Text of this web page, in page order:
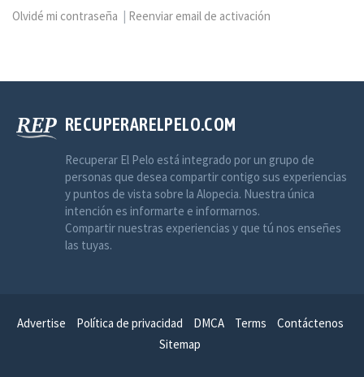
Olvidé mi contraseña Reenviar email de activación
RECUPERARELPELO.COM
Recuperar El Pelo está integrado por un grupo de
personas que desea compartir contigo sus experiencias
y puntos de vista sobre la Alopecia. Nuestra única
intención es informarte e informarnos.
Compartir nuestras experiencias y que tú nos enseñes
las tuyas.
Advertise Política de privacidad DMCA Terms
Contáctenos
Sitemap